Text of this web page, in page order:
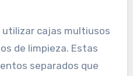
utilizar cajas multiusos
de limpieza. Estas
separados que